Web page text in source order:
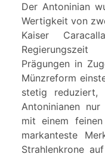
Der Antoninian
Wertigkeit von
Kaiser
Prägungen in
Münzreform
stetig
Antoninianen
mit einem
markanteste
Strahlenkrone